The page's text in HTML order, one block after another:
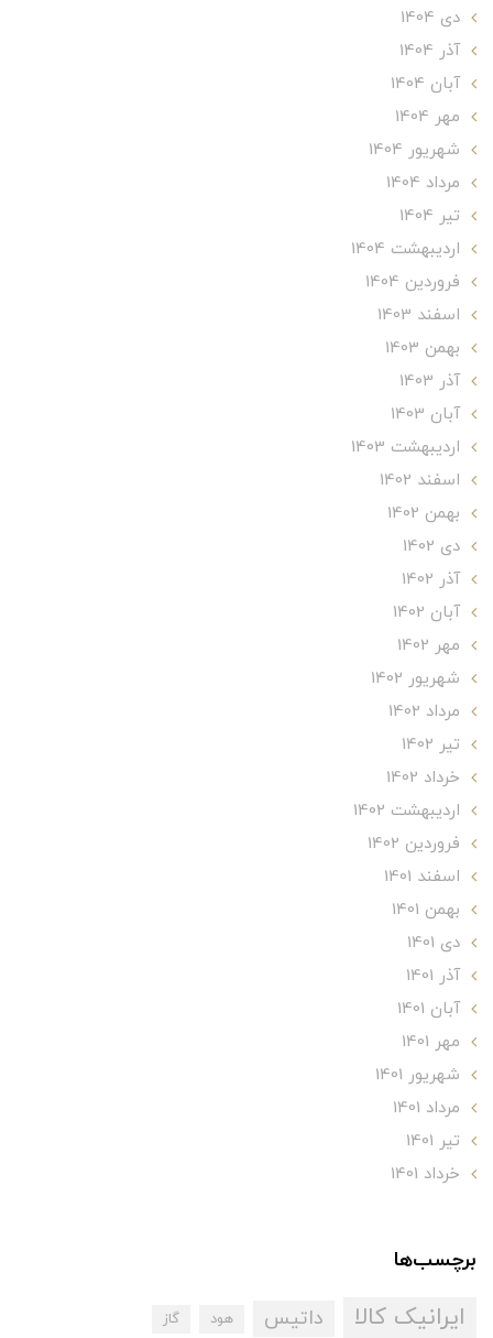
دی 1404
آذر 1404
آبان 1404
مهر 1404
شهریور 1404
مرداد 1404
تير 1404
ارديبهشت 1404
فروردین 1404
اسفند 1403
بهمن 1403
آذر 1403
آبان 1403
ارديبهشت 1403
اسفند 1402
بهمن 1402
دی 1402
آذر 1402
آبان 1402
مهر 1402
شهریور 1402
مرداد 1402
تير 1402
خرداد 1402
ارديبهشت 1402
فروردین 1402
اسفند 1401
بهمن 1401
دی 1401
آذر 1401
آبان 1401
مهر 1401
شهریور 1401
مرداد 1401
تير 1401
خرداد 1401
برچسب‌ها
ایرانیک کالا داتیس هود گاز